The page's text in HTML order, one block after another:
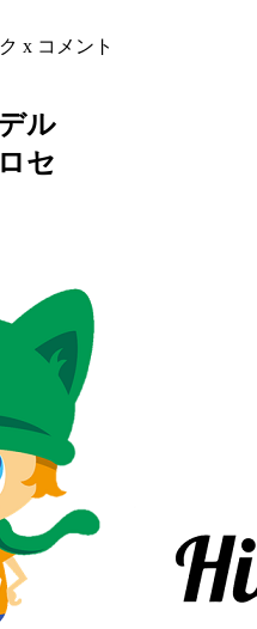
x コメント
ル
セ